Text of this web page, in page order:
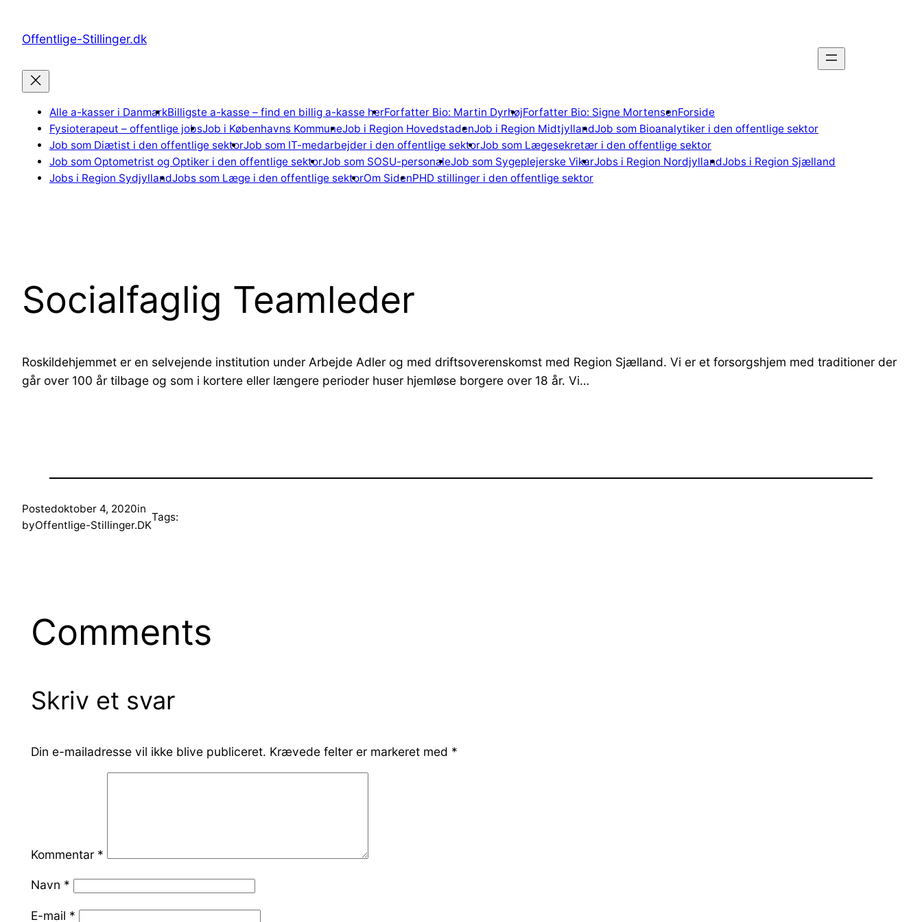
indholdOffentlige-Stillinger.dk
Alle a-kasser i DanmarkBilligste a-kasse – find en billig a-kasse herForfatter Bio: Martin DyrhøjForfatter Bio: Signe MortensenForside
Fysioterapeut – offentlige jobsJob i Københavns KommuneJob i Region HovedstadenJob i Region MidtjyllandJob som Bioanalytiker i den offentlige sektor
Job som Diætist i den offentlige sektorJob som IT-medarbejder i den offentlige sektorJob som Lægesekretær i den offentlige sektor
Job som Optometrist og Optiker i den offentlige sektorJob som SOSU-personaleJob som Sygeplejerske VikarJobs i Region NordjyllandJobs i Region Sjælland
Jobs i Region SydjyllandJobs som Læge i den offentlige sektorOm SidenPHD stillinger i den offentlige sektor
Socialfaglig Teamleder
Roskildehjemmet er en selvejende institution under Arbejde Adler og med driftsoverenskomst med Region Sjælland. Vi er et forsorgshjem med traditioner der
går over 100 år tilbage og som i kortere eller længere perioder huser hjemløse borgere over 18 år. Vi…
Postedoktober 4, 2020in
byOffentlige-Stillinger.DK
Tags:
Comments
Skriv et svar
Din e-mailadresse vil ikke blive publiceret. Krævede felter er markeret med *
Kommentar *
Navn *
E-mail *